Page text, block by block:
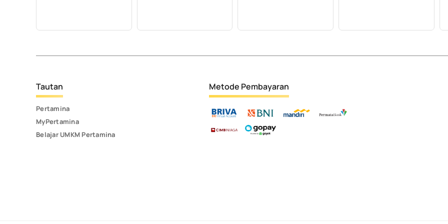
Tautan
Pertamina
MyPertamina
Belajar UMKM Pertamina
Metode Pembayaran